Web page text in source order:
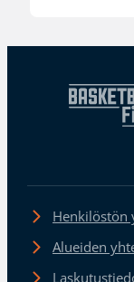
Henkilöstön
Alueiden